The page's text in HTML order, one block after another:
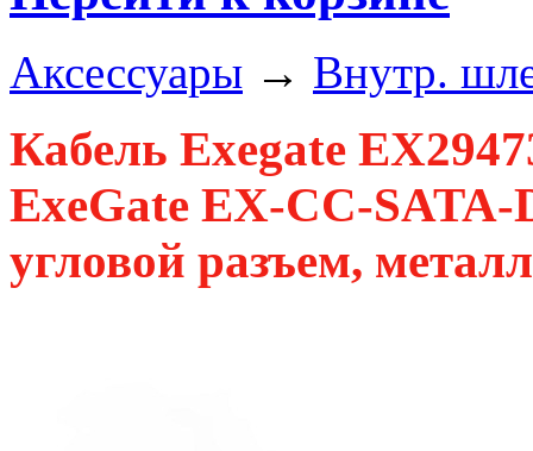
Аксессуары → Внутр.
Кабель Exegate
ExeGate EX-CC-
угловой разъем,